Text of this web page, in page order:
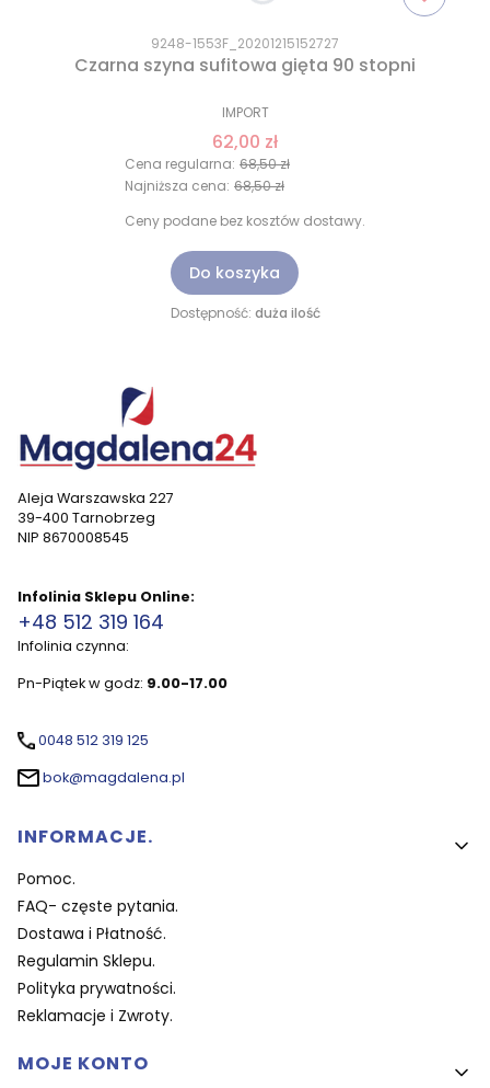
9248-1553F_20201215152727
Czarna szyna sufitowa gięta 90 stopni
IMPORT
62,00 zł
Cena regularna: 68,50 zł
Najniższa cena: 68,50 zł
Ceny podane bez kosztów dostawy.
Do koszyka
Dostępność: duża ilość
Aleja Warszawska 227
39-400 Tarnobrzeg
NIP 8670008545
Infolinia Sklepu Online:
+48 512 319 164
Infolinia czynna:
Pn-Piątek w godz: 9.00-17.00
0048 512 319 125
bok@magdalena.pl
Linki w stopce
INFORMACJE.
Pomoc.
FAQ- częste pytania.
Dostawa i Płatność.
Regulamin Sklepu.
Polityka prywatności.
Reklamacje i Zwroty.
MOJE KONTO